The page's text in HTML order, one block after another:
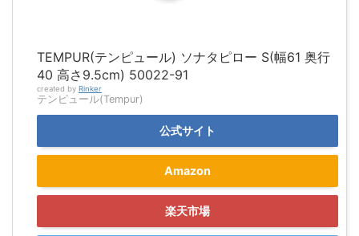
TEMPUR(テンピュール) ソナタピロー S(幅61 奥行
40 高さ9.5cm) 50022-91
created by Rinker
テンピュール(Tempur)
公式サイト
Amazon
楽天市場